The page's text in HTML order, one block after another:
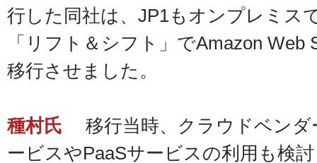
行した同社は、JP1もオンプレミス
「リフト＆シフト」でAmazon Web
移行させました。
種村氏
移行当時、クラウドベンダ
ービスやPaaSサービスの利用も検